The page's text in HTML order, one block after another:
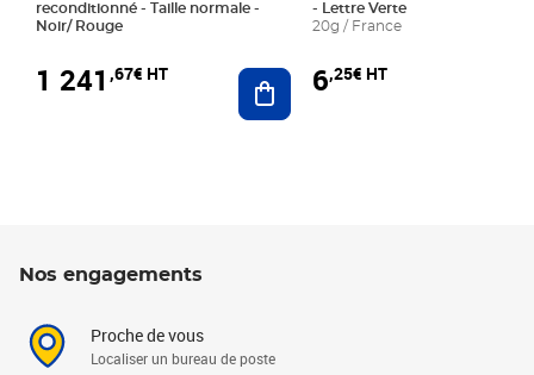
reconditionné - Taille normale -
Noir/ Rouge
1 241 ,67€ HT Ajouter au panier
- Lettre Verte
20g / France
6,25€ HT
Nos engagements
Proche de vous
Localiser un bureau de poste